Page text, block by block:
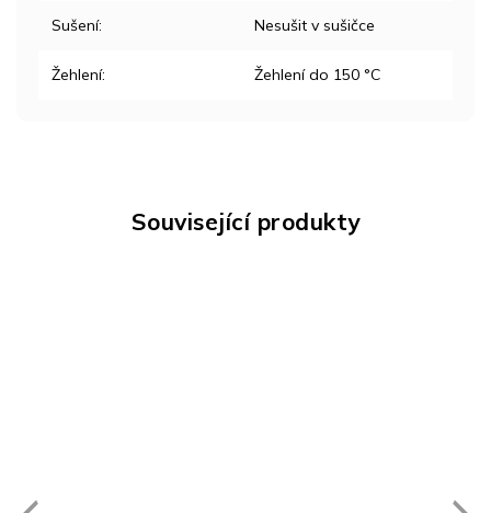
Související produkty
Sušení: Nesušit v sušičce
Žehlení: Žehlení do 150 °C